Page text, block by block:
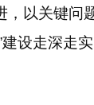
以关键问
设走深走